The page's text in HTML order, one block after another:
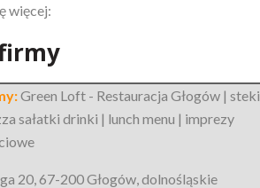
więcej:
Green Loft - Restauracja Głogów | steki
sałatki drinki | lunch menu | imprezy
20,67-200 Głogów,dolnośląskie